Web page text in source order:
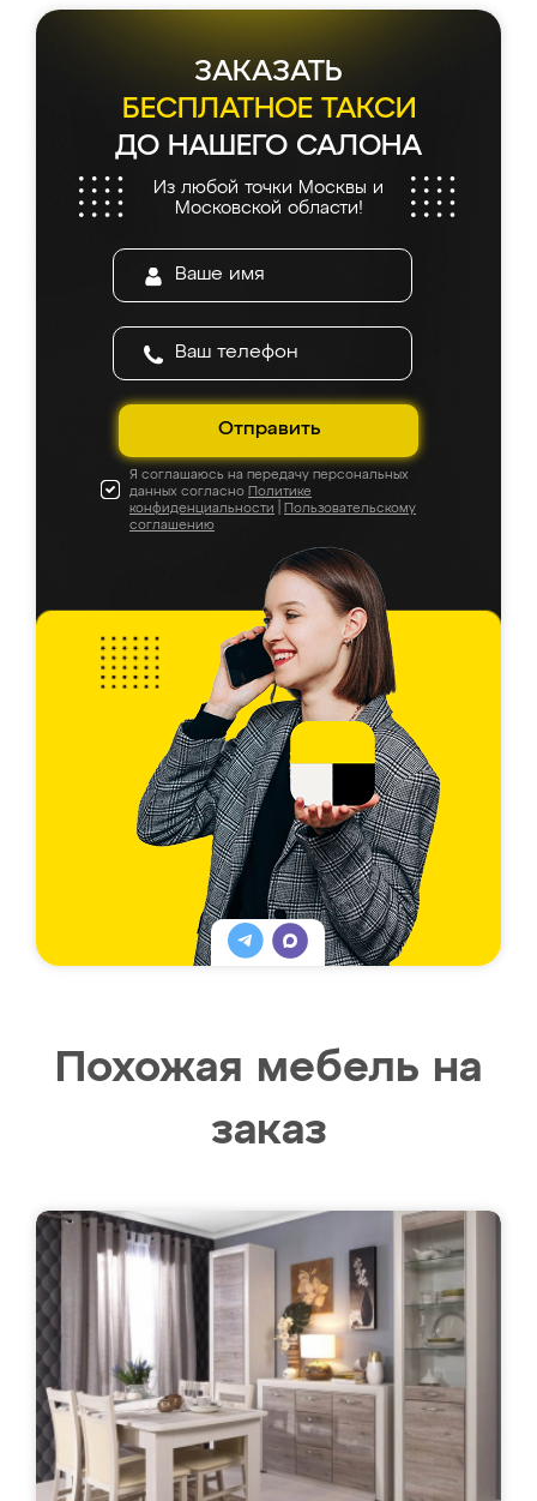
ЗАКАЗАТЬ
БЕСПЛАТНОЕ ТАКСИ
ДО НАШЕГО САЛОНА
Из любой точки Москвы и
Московской области!
Отправить
Я соглашаюсь на передачу персональных
данных согласно Политике
конфиденциальности
Пользовательскому
соглашению
Похожая мебель на
заказ